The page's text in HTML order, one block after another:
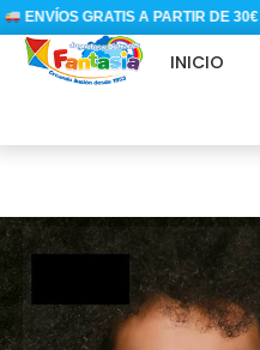
Ir
contenido
GRATIS A PARTIR DE 30€
INICIO